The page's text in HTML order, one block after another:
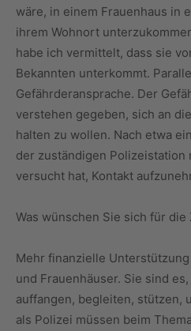
wäre, in einem Frauenhaus in
ihrem Wohnort
habe ich vermittelt, dass sie
Bekannten unterkommt.
Gefährderansprache. Der
verstehen gegeben, sich an
halten zu wollen. Nach etwa
der zuständigen Polizeistation
versucht hat, Kontakt
Was wünschen Sie sich für die
Mehr finanzielle
und Frauenhäuser. Sie sind
auffangen, begleiten, stützen,
als Polizei müssen beim